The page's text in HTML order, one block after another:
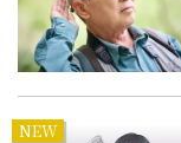
NEW